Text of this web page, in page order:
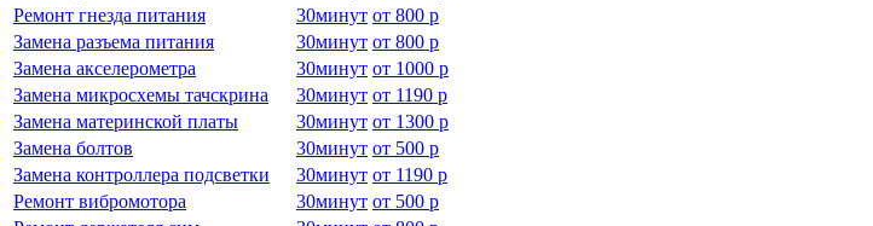
Ремонт гнезда питания
30минут от 800 р
Замена разъема питания
30минут от 800 р
Замена акселерометра
30минут от 1000 р
Замена микросхемы тачскрина
30минут от 1190 р
Замена материнской платы
30минут от 1300 р
Замена болтов
30минут от 500 р
Замена контроллера подсветки
30минут от 1190 р
Ремонт вибромотора
30минут от 500 р